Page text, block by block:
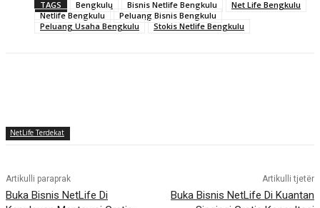
TAGS Bengkulu Bisnis Netlife Bengkulu
Net Life Bengkulu
Netlife Bengkulu
Peluang Bisnis Bengkulu
Peluang Usaha Bengkulu
Stokis Netlife Bengkulu
NetLife Terdekat
Artikulli paraprak
Buka Bisnis NetLife Di
Artikulli tjetër
Buka Bisnis NetLife Di Kuantan